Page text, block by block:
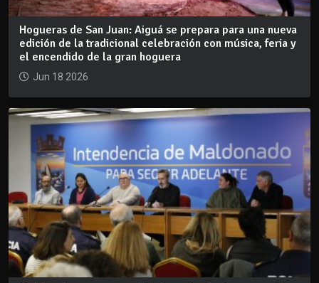
Hogueras de San Juan: Aiguá se prepara para una nueva
edición de la tradicional celebración con música, feria y
el encendido de la gran hoguera
Jun 18 2026